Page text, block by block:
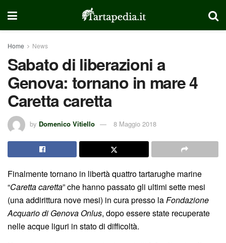
Home News
Sabato di liberazioni a
Genova: tornano in mare 4
Caretta caretta
by Domenico Vitiello 8 Maggio 2018
Finalmente tornano in libertà quattro tartarughe marine
“Caretta caretta” che hanno passato gli ultimi sette mesi
(una addirittura nove mesi) in cura presso laFondazione
Acquario di Genova Onlus, dopo essere state recuperate
nelle acque liguri in stato di difficoltà.